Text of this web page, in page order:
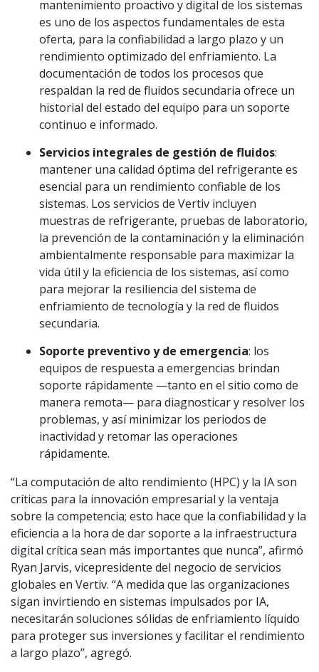
mantenimiento proactivo y digital de los sistemas
es uno de los aspectos fundamentales de esta
oferta, para la confiabilidad a largo plazo y un
rendimiento optimizado del enfriamiento. La
documentación de todos los procesos que
respaldan la red de fluidos secundaria ofrece un
historial del estado del equipo para un soporte
continuo e informado.
Servicios integrales de gestión de fluidos:
mantener una calidad óptima del refrigerante es
esencial para un rendimiento confiable de los
sistemas. Los servicios de Vertiv incluyen
muestras de refrigerante, pruebas de laboratorio,
la prevención de la contaminación y la eliminación
ambientalmente responsable para maximizar la
vida útil y la eficiencia de los sistemas, así como
para mejorar la resiliencia del sistema de
enfriamiento de tecnología y la red de fluidos
secundaria.
Soporte preventivo y de emergencia: los
equipos de respuesta a emergencias brindan
soporte rápidamente —tanto en el sitio como de
manera remota— para diagnosticar y resolver los
problemas, y así minimizar los periodos de
inactividad y retomar las operaciones
rápidamente.
“La computación de alto rendimiento (HPC) y la IA son
críticas para la innovación empresarial y la ventaja
sobre la competencia; esto hace que la confiabilidad y la
eficiencia a la hora de dar soporte a la infraestructura
digital crítica sean más importantes que nunca”, afirmó
Ryan Jarvis, vicepresidente del negocio de servicios
globales en Vertiv. “A medida que las organizaciones
sigan invirtiendo en sistemas impulsados por IA,
necesitarán soluciones sólidas de enfriamiento líquido
para proteger sus inversiones y facilitar el rendimiento
a largo plazo”, agregó.